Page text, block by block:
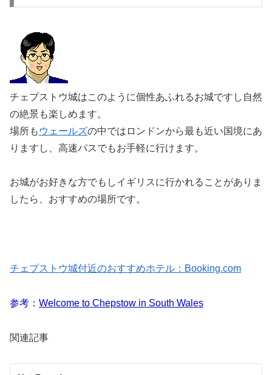
チェプストウ城はこのように個性あふれるお城ですし自然
の絶景も楽しめます。
場所も ウェールズの中ではロンドンから最も近い国境にあ
りますし、高速バスでもお手軽に行けます。
お城がお好きな方でもしイギリスに行かれることがありま
したら、おすすめの場所です。
チェプストウ城付近のおすすめホテル：Booking.com
参考： Welcome to Chepstow in South Wales
関連記事